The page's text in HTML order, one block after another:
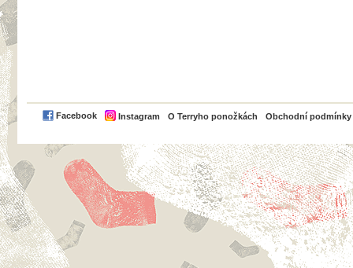
Facebook Instagram O Terryho ponožkách Obchodní podmínky
PayPal